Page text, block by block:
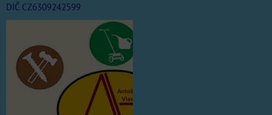
DIČ CZ6309242599